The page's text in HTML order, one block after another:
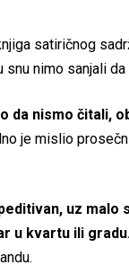
satiričnog
nimo sanjali
da nismo čitali,
je mislio
uz malo
u kvartu ili